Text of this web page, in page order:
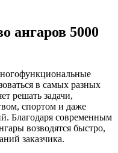
ангаров 5000
в самых разных
решать задачи,
спортом и даже
Благодаря современным
возводятся быстро,
заказчика.